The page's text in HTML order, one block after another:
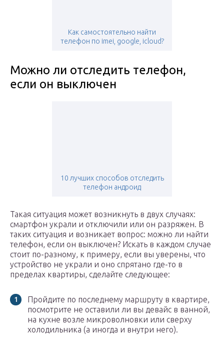
Как самостоятельно найти
телефон по imei, google, icloud?
Можно ли отследить телефон,
если он выключен
10 лучших способов отследить
телефон андроид
Такая ситуация может возникнуть в двух случаях:
смартфон украли и отключили или он разряжен. В
таких ситуация и возникает вопрос: можно ли найти
телефон, если он выключен? Искать в каждом случае
стоит по-разному, к примеру, если вы уверены, что
устройство не украли и оно спрятано где-то в
пределах квартиры, сделайте следующее:
Пройдите по последнему маршруту в квартире,
посмотрите не оставили ли вы девайс в ванной,
на кухне возле микроволновки или сверху
холодильника (а иногда и внутри него).